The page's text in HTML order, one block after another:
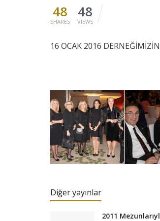
48
SHARES
48
VIEWS
16 OCAK 2016
Diğer yayınlar
2011